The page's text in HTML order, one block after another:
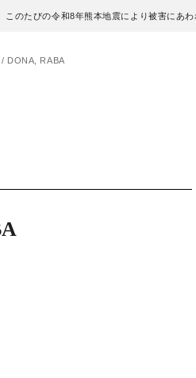
このたびの令和8年熊本地震により被害にあ
DONA, RABA